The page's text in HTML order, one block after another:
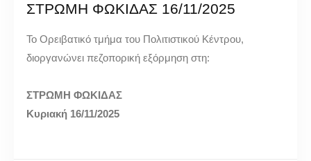
ΣΤΡΩΜΗ ΦΩΚΙΔΑΣ 16/11/2025
Το Ορειβατικό τμήμα του Πολιτιστικού Κέντρου,
διοργανώνει πεζοπορική εξόρμηση στη:
ΣΤΡΩΜΗ ΦΩΚΙΔΑΣ
Κυριακή 16/11/2025